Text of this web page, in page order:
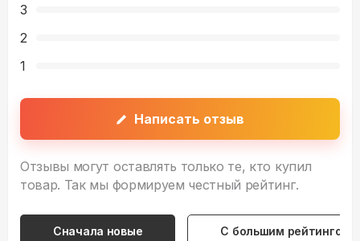
3
2
1
Написать отзыв
Отзывы могут оставлять только те, кто купил
товар. Так мы формируем честный рейтинг.
Сначала новые С большим рейтингом